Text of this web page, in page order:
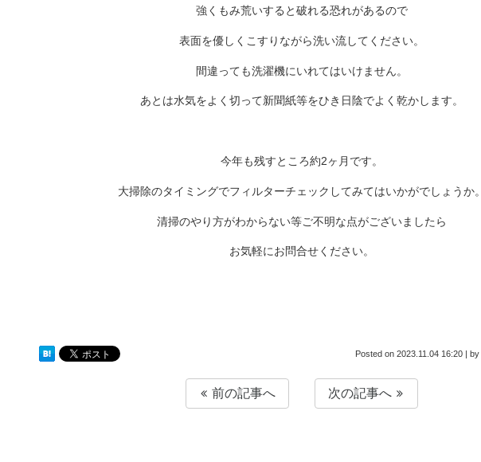
強くもみ荒いすると破れる恐れがあるので
表面を優しくこすりながら洗い流してください。
間違っても洗濯機にいれてはいけません。
あとは水気をよく切って新聞紙等をひき日陰でよく乾かします。
今年も残すところ約2ヶ月です。
大掃除のタイミングでフィルターチェックしてみてはいかがでしょうか。
清掃のやり方がわからない等ご不明な点がございましたら
お気軽にお問合せください。
Posted on 2023.11.04 16:20 | by
前の記事へ 次の記事へ